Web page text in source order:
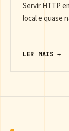
Servir HTTP
local e quase
LER MAIS →